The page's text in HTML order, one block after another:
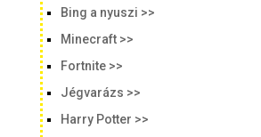
Bing a nyuszi >>
Minecraft >>
Fortnite >>
Jégvarázs >>
Harry Potter >>